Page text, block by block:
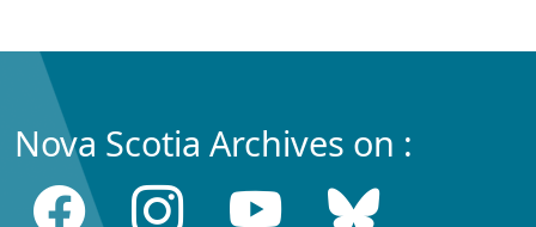
Nova Scotia Archives on :